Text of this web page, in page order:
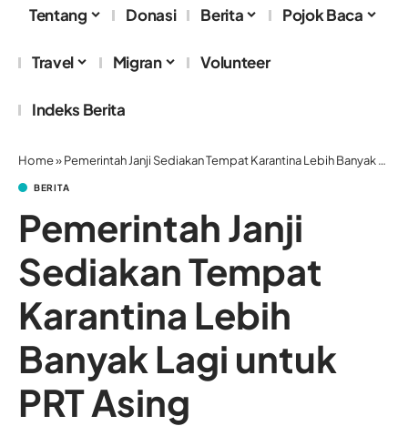
Tentang Donasi Berita Pojok Baca
Travel Migran Volunteer
Indeks Berita
Home»Pemerintah Janji Sediakan Tempat Karantina Lebih Banyak Lagi untuk PRT Asing
BERITA
Pemerintah Janji
Sediakan Tempat
Karantina Lebih
Banyak Lagi untuk
PRT Asing